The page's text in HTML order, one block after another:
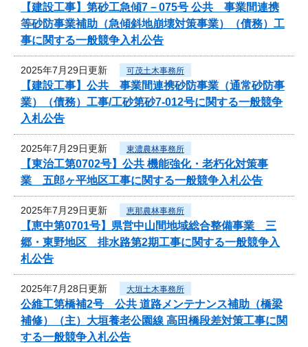
【建設工事】第砂工急傾7－075号 公共 事業間連携
等砂防事業補助（急傾斜地崩壊対策事業）（債務）工
事に関する一般競争入札公告
2025年7月29日更新 可茂土木事務所
【建設工事】公共 事業間連携砂防事業（通常砂防事
業）（債務）工事/工砂第砂7-012号に関する一般競争
入札公告
2025年7月29日更新 東濃農林事務所
【東治工第0702号】公共 機能強化・老朽化対策事
業 五郎ヶ平地区工事に関する一般競争入札公告
2025年7月29日更新 恵那農林事務所
【恵中第0701号】県営中山間地域総合整備事業 三
郷・東野地区 排水路第2期工事に関する一般競争入
札公告
2025年7月28日更新 大垣土木事務所
公維工第橋補2号 公共 道路メンテナンス補助（橋梁
補修）（主）大垣養老公園線 高田橋段差対策工事に関
する一般競争入札公告